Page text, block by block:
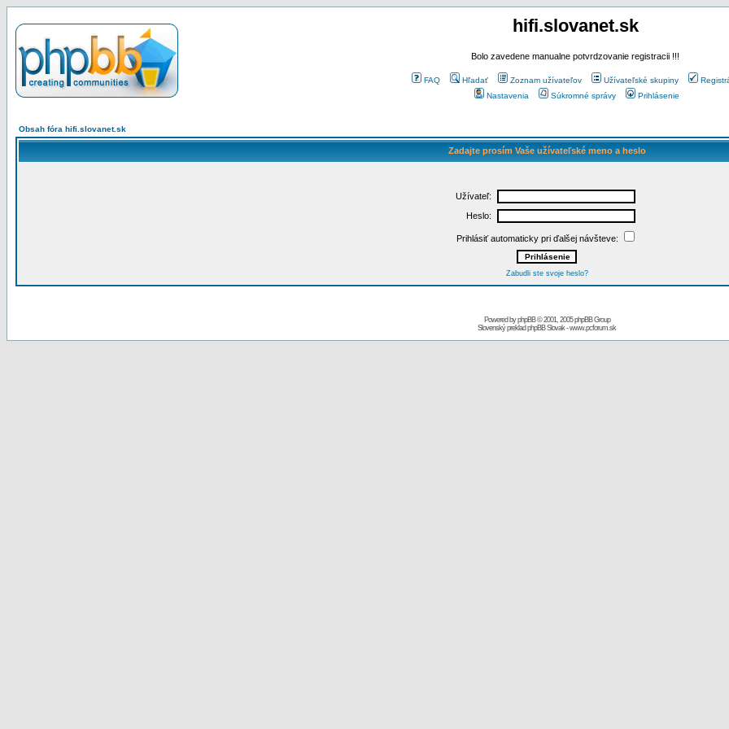
hifi.slovanet.sk
Bolo zavedene manualne potvrdzovanie registracii !!!
FAQ Hľadať Zoznam užívateľov Užívateľské skupiny
Nastavenia
Súkromné správy Prihlásenie
Obsah fóra hifi.slovanet.sk
Zadajte prosím Vaše užívateľské meno a heslo
Užívateľ:
Heslo:
Prihlásiť automaticky pri ďalšej návšteve:
Zabudli ste svoje heslo?
Powered byphpBB© 2001, 2005 phpBB Group
Slovenský preklad phpBB Slovak-www.pcforum.sk